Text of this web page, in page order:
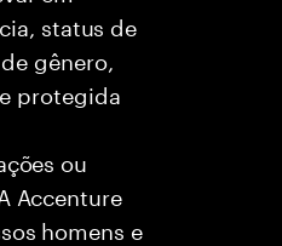
status de
gênero,
protegida
ou
Accenture
homens e